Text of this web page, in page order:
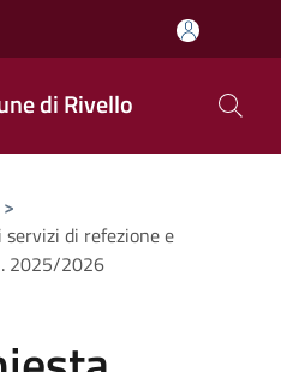
di Rivello
>
di refezione e
2025/2026